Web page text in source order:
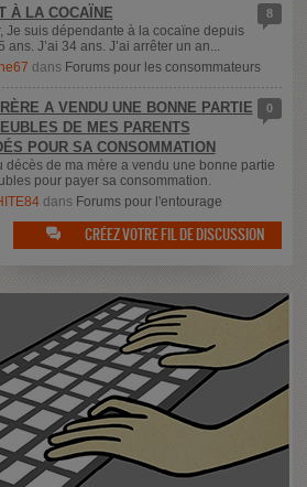
8
À LA COCAÏNE
Je suis dépendante à la cocaïne depuis
ans. J’ai 34 ans. J’ai arrêter un an...
dans Forums pour les consommateurs
0
A VENDU UNE BONNE PARTIE
DE MES PARENTS
POUR SA CONSOMMATION
décès de ma mère a vendu une bonne partie
pour payer sa consommation.
dans Forums pour l'entourage
 CRÉEZ VOTRE FIL DE DISCUSSION